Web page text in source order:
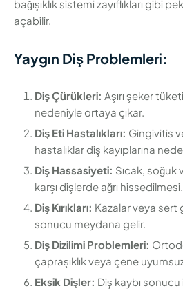
bağışıklık sistemi zayıflıkları gibi
açabilir.
Yaygın Diş Problemleri:
Diş Çürükleri: Aşırı şeker
nedeniyle ortaya çıkar.
Diş Eti Hastalıkları: Gingivitis
hastalıklar diş kayıplarına
Diş Hassasiyeti: Sıcak, soğuk
karşı dişlerde ağrı hissedilmesi.
Diş Kırıkları: Kazalar veya sert
sonucu meydana gelir.
Diş Dizilimi Problemleri:
çapraşıklık veya çene
Eksik Dişler: Diş kaybı